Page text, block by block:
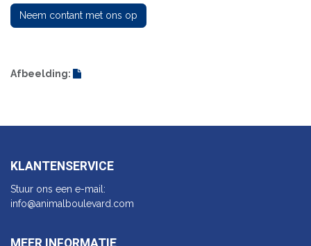
Neem contant met ons op
Afbeelding:
KLANTENSERVICE
Stuur ons een e-mail:
info@animalbo​ulevard.com